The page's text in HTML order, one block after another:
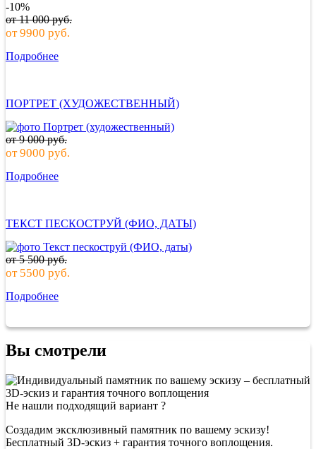
-10%
от11 000руб.
от9900 руб.
Подробнее
ПОРТРЕТ (ХУДОЖЕСТВЕННЫЙ)
от9 000руб.
от9000 руб.
Подробнее
ТЕКСТ ПЕСКОСТРУЙ (ФИО, ДАТЫ)
от5 500руб.
от 5500 руб.
Подробнее
Вы смотрели
Не нашли подходящий вариант ?
Создадим эксклюзивный памятник по вашему эскизу!
Бесплатный 3D-эскиз + гарантия точного воплощения.